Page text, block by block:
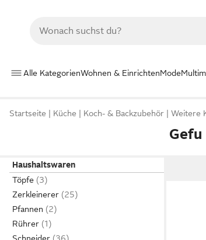
Alle KategorienWohnen & EinrichtenMode
Startseite Küche Koch- & Backzubehör Weitere
Haushaltswaren
Töpfe
Zerkleinerer
Pfannen
Rührer